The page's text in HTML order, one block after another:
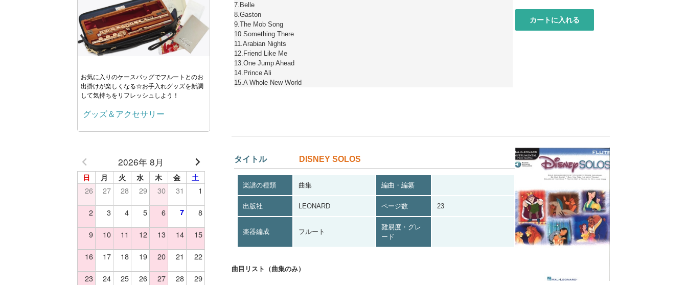
7.Belle
8.Gaston
9.The Mob Song
10.Something There
11.Arabian Nights
12.Friend Like Me
13.One Jump Ahead
14.Prince Ali
15.A Whole New World
タイトル DISNEY SOLOS
楽譜の種類 曲集 編曲・編纂
出版社 LEONARD ページ数 23
楽器編成 フルート
難易度・グレ
ード
曲目リスト（曲集のみ）
お気に入りのケースバッグでフルートとのお
出掛けが楽しくなる☆お手入れグッズを新調
して気持ちをリフレッシュしよう！
グッズ＆アクセサリー
2026年 8月
日 月 火 水 木 金 土
26 27 28 29 30 31 1
2 3 4 5 6 7 8
9 10 11 12 13 14 15
16 17 18 19 20 21 22
23 24 25 26 27 28 29